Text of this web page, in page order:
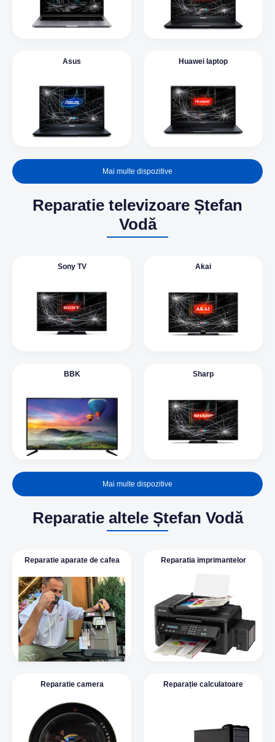
Asus Huawei laptop
Mai multe dispozitive
Reparatie televizoare Ștefan
Vodă
Sony TV Akai
BBK Sharp
Mai multe dispozitive
Reparatie altele Ștefan Vodă
Reparatie aparate de cafea Reparatia imprimantelor
Reparatie camera Reparație calculatoare